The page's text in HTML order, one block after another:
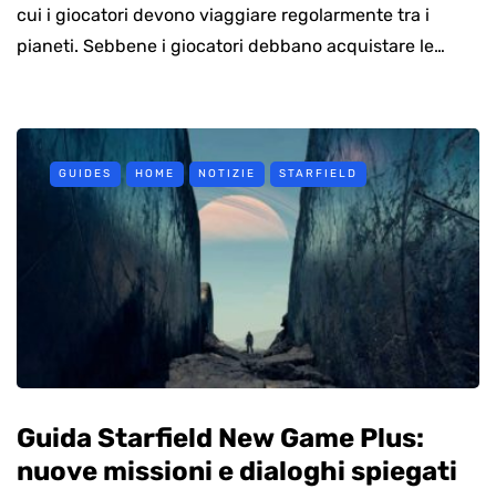
cui i giocatori devono viaggiare regolarmente tra i
pianeti. Sebbene i giocatori debbano acquistare le…
GUIDES HOME NOTIZIE STARFIELD
Guida Starfield New Game Plus:
nuove missioni e dialoghi spiegati